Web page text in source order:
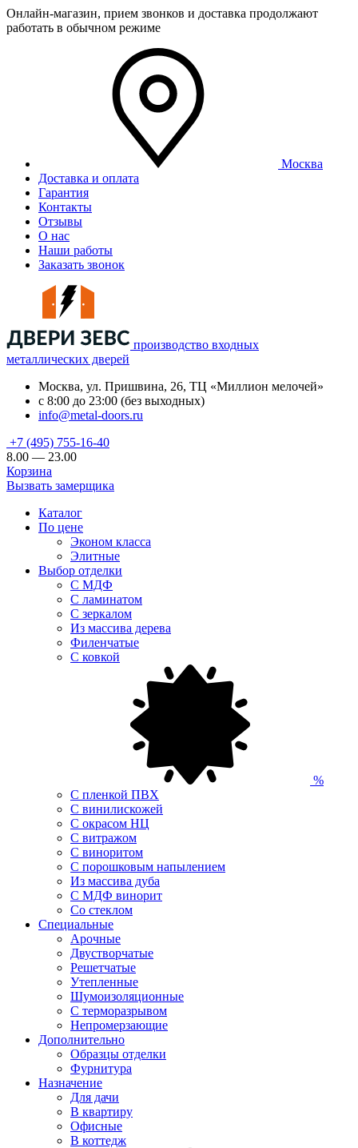
Онлайн-магазин, прием звонков и доставка продолжают
работать в обычном режиме
Москва
Доставка и оплата
Гарантия
Контакты
Отзывы
О нас
Наши работы
Заказать звонок
производство входных
металлических дверей
Москва, ул. Пришвина, 26, ТЦ «Миллион мелочей»
с 8:00 до 23:00 (без выходных)
info@metal-doors.ru
+7 (495) 755-16-40
8.00 — 23.00
Корзина
Вызвать замерщика
Каталог
По цене
Эконом класса
Элитные
Выбор отделки
С МДФ
С ламинатом
С зеркалом
Из массива дерева
Филенчатые
С ковкой
%
С пленкой ПВХ
С винилискожей
С окрасом НЦ
С витражом
С виноритом
С порошковым напылением
Из массива дуба
С МДФ винорит
Со стеклом
Специальные
Арочные
Двустворчатые
Решетчатые
Утепленные
Шумоизоляционные
С терморазрывом
Непромерзающие
Дополнительно
Образцы отделки
Фурнитура
Назначение
Для дачи
В квартиру
Офисные
В коттедж